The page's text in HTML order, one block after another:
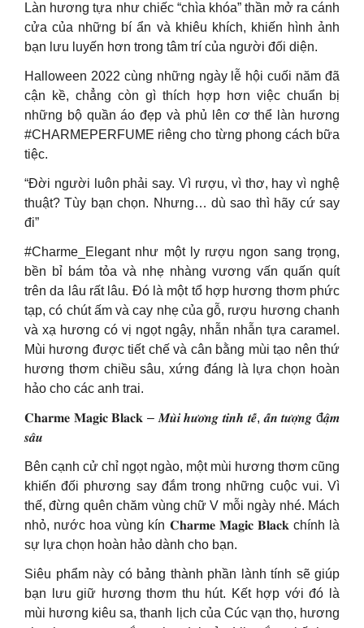
Làn hương tựa như chiếc “chìa khóa” thần mở ra cánh
cửa của những bí ẩn và khiêu khích, khiến hình ảnh
bạn lưu luyến hơn trong tâm trí của người đối diện.
Halloween 2022 cùng những ngày lễ hội cuối năm đã
cận kề, chẳng còn gì thích hợp hơn việc chuẩn bị
những bộ quần áo đẹp và phủ lên cơ thể làn hương
#CHARMEPERFUME riêng cho từng phong cách bữa
tiệc.
“Đời người luôn phải say. Vì rượu, vì thơ, hay vì nghệ
thuật? Tùy bạn chọn. Nhưng… dù sao thì hãy cứ say
đi”
#Charme_Elegant như một ly rượu ngon sang trọng,
bền bỉ bám tỏa và nhẹ nhàng vương vấn quấn quít
trên da lâu rất lâu. Đó là một tổ hợp hương thơm phức
tạp, có chút ấm và cay nhẹ của gỗ, rượu hương chanh
và xạ hương có vị ngọt ngậy, nhẫn nhẫn tựa caramel.
Mùi hương được tiết chế và cân bằng mùi tạo nên thứ
hương thơm chiều sâu, xứng đáng là lựa chọn hoàn
hảo cho các anh trai.
𝐂𝐡𝐚𝐫𝐦𝐞 𝐌𝐚𝐠𝐢𝐜 𝐁𝐥𝐚𝐜𝐤 – 𝑴𝒖̀𝒊 𝒉𝒖̛𝒐̛𝒏𝒈 𝒕𝒊𝒏𝒉 𝒕𝒆̂́, 𝒂̂́𝒏 𝒕𝒖̛𝒐̛̣𝒏𝒈 đ𝒂̣̂𝒎
𝒔𝒂̂𝒖
Bên cạnh cử chỉ ngọt ngào, một mùi hương thơm cũng
khiến đối phương say đắm trong những cuộc vui. Vì
thế, đừng quên chăm vùng chữ V mỗi ngày nhé. Mách
nhỏ, nước hoa vùng kín 𝐂𝐡𝐚𝐫𝐦𝐞 𝐌𝐚𝐠𝐢𝐜 𝐁𝐥𝐚𝐜𝐤 chính là
sự lựa chọn hoàn hảo dành cho bạn.
Siêu phẩm này có bảng thành phần lành tính sẽ giúp
bạn lưu giữ hương thơm thu hút. Kết hợp với đó là
mùi hương kiêu sa, thanh lịch của Cúc vạn thọ, hương